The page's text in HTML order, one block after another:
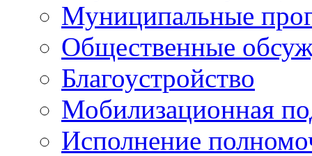
Муниципальные
Общественные
Благоустройство
Мобилизационная
Исполнение